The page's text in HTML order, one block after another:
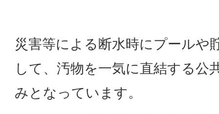
災害等による断水時にプールや
して、汚物を一気に直結する公
みとなっています。